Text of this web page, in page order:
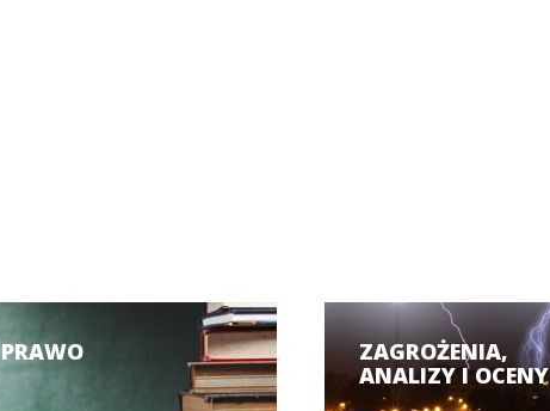
PRAWO
ZAGROŻENIA,
ANALIZY I OCENY